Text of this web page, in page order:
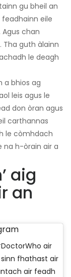
gu bheil an
eile
chan
Tha guth àlainn
le deagh
a bhios ag
leis agus le
don òran agus
carthannas
le còmhdach
na h-òrain air a
aig
an
air
sinn fhathast air
air feadh